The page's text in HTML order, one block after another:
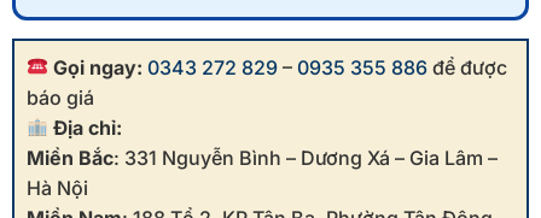
Gọi ngay: 0343 272 829 –0935 355 886 để được
báo giá
Địa chỉ:
Miền Bắc: 331 Nguyễn Bình – Dương Xá – Gia Lâm –
Hà Nội